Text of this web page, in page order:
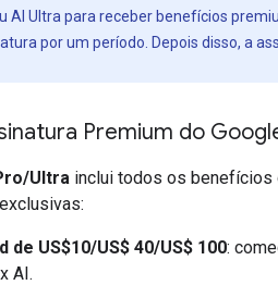
AI Ultra para receber benefícios
por um período. Depois disso, a
Premium do
Ultra inclui todos os benefícios
US$10/US$ 40/US$ 100:
AI.